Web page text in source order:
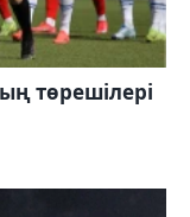
төрешілері